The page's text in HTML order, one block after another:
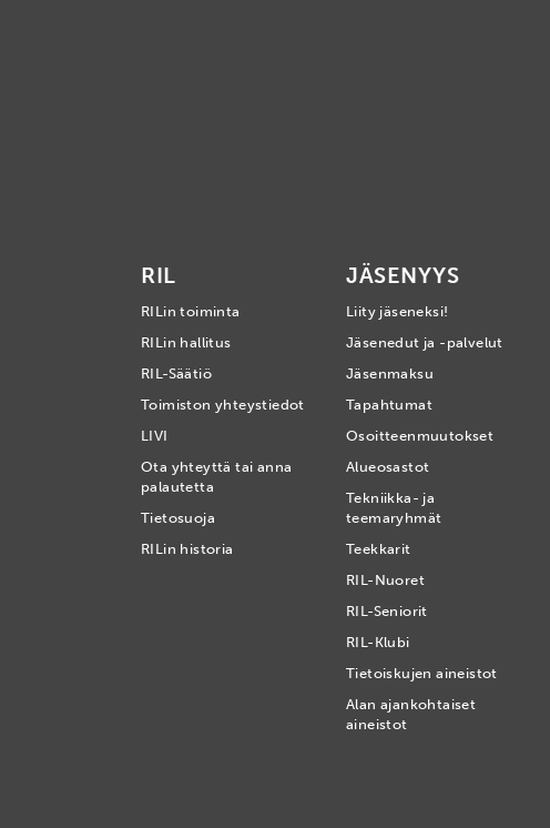
RIL
RILin toiminta
RILin hallitus
RIL-Säätiö
Toimiston yhteystiedot
LIVI
Ota yhteyttä tai anna
palautetta
Tietosuoja
RILin historia
JÄSENYYS
Liity jäseneksi!
Jäsenedut ja -palvelut
Jäsenmaksu
Tapahtumat
Osoitteenmuutokset
Alueosastot
Tekniikka- ja
teemaryhmät
Teekkarit
RIL-Nuoret
RIL-Seniorit
RIL-Klubi
Tietoiskujen aineistot
Alan ajankohtaiset
aineistot